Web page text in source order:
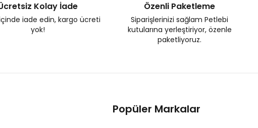
Kolay İade
iade edin, kargo ücreti
yok!
Özenli Paketleme
Siparişlerinizi sağlam Petlebi
kutularına yerleştiriyor, özenle
paketliyoruz.
Popüler Markalar